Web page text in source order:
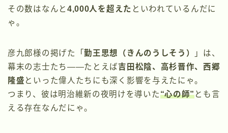
その数はなんと 4,000人を超えた といわれているんだに
ゃ。
彦九郎様の掲げた「勤王思想（きんのうしそう）
」は、
幕末の志士たち――たとえば吉田松陰、高杉晋作、西郷
隆盛 といった偉人たちにも深く影響を与えたにゃ。
つまり、彼は明治維新の夜明けを導いた“心の師”とも言
える存在なんだにゃ。